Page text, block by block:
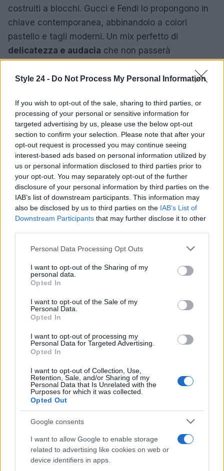
Style 24 - Do Not Process My Personal Information
If you wish to opt-out of the sale, sharing to third parties, or
processing of your personal or sensitive information for
targeted advertising by us, please use the below opt-out
section to confirm your selection. Please note that after your
opt-out request is processed you may continue seeing
interest-based ads based on personal information utilized by
us or personal information disclosed to third parties prior to
your opt-out. You may separately opt-out of the further
disclosure of your personal information by third parties on the
IAB’s list of downstream participants. This information may
also be disclosed by us to third parties on the IAB’s List of
Downstream Participants that may further disclose it to other
Please note that this website/app uses one or more Google
not limited to your visit or usage behaviour. You may click to
grant or deny consent to Google and its third-party tags to
use your data for below specified purposes in below Google
consent section.
Personal Data Processing Opt Outs
I want to opt-out of the Sharing of my
personal data.
Opted In
I want to opt-out of the Sale of my
Personal Data.
Opted In
I want to opt-out of processing my
Personal Data for Targeted Advertising.
Opted In
I want to opt-out of Collection, Use,
Retention, Sale, and/or Sharing of my
Personal Data that Is Unrelated with the
Purposes for which it was collected.
Opted Out
Google consents
I want to allow Google to enable storage
related to advertising like cookies on web or
device identifiers in apps.
costruiti a blocchi. Gucci e Fendi lo propongono in
chiave contemporanea, abbinandolo a colori
pastello e tagli moderni. Un mix perfetto di
delicatezza e audacia che non passerà
dell’attenzione?
10. Brillantezza per ogni occasione
Non c’è mai stato un momento migliore per brillare!
Dolce & Gabbana e Dsquared2 portano le paillettes
nel quotidiano, trasformando look da sera in outfit
memorabili. Indossali con un blazer oversize o un
bomber in pelle per un contrasto perfetto. Non
perdere l’occasione di brillare in ogni occasione!
pronta a far scintillare il tuo stile?
La moda per l’autunno inverno 2025-2026 è pronta
a conquistarti. Qual è il tuo modello preferito? Fai
guardaroba!
AUTORE